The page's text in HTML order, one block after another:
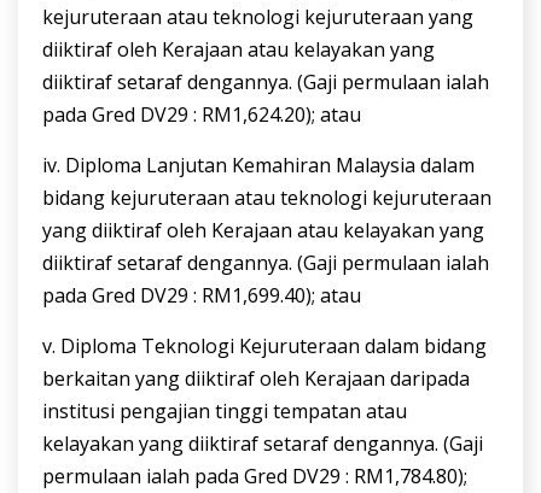
kejuruteraan atau teknologi kejuruteraan yang
diiktiraf oleh Kerajaan atau kelayakan yang
diiktiraf setaraf dengannya. (Gaji permulaan ialah
pada Gred DV29 : RM1,624.20); atau
iv. Diploma Lanjutan Kemahiran Malaysia dalam
bidang kejuruteraan atau teknologi kejuruteraan
yang diiktiraf oleh Kerajaan atau kelayakan yang
diiktiraf setaraf dengannya. (Gaji permulaan ialah
pada Gred DV29 : RM1,699.40); atau
v. Diploma Teknologi Kejuruteraan dalam bidang
berkaitan yang diiktiraf oleh Kerajaan daripada
institusi pengajian tinggi tempatan atau
kelayakan yang diiktiraf setaraf dengannya. (Gaji
permulaan ialah pada Gred DV29 : RM1,784.80);